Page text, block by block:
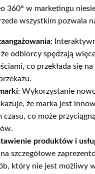
360° w marketingu
wszystkim pozwala
:
odbiorcy spędzają
co przekłada się na
: Wykorzystanie
że marka jest
czasu, co może
produktów i
szczegółowe
który nie jest możliwy